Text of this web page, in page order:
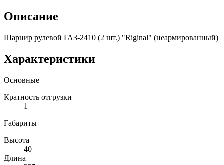
Описание
Шарнир рулевой ГАЗ-2410 (2 шт.) "Riginal" (неармированный)
Характеристики
Основные
Кратность отгрузки
1
Габариты
Высота
40
Длина